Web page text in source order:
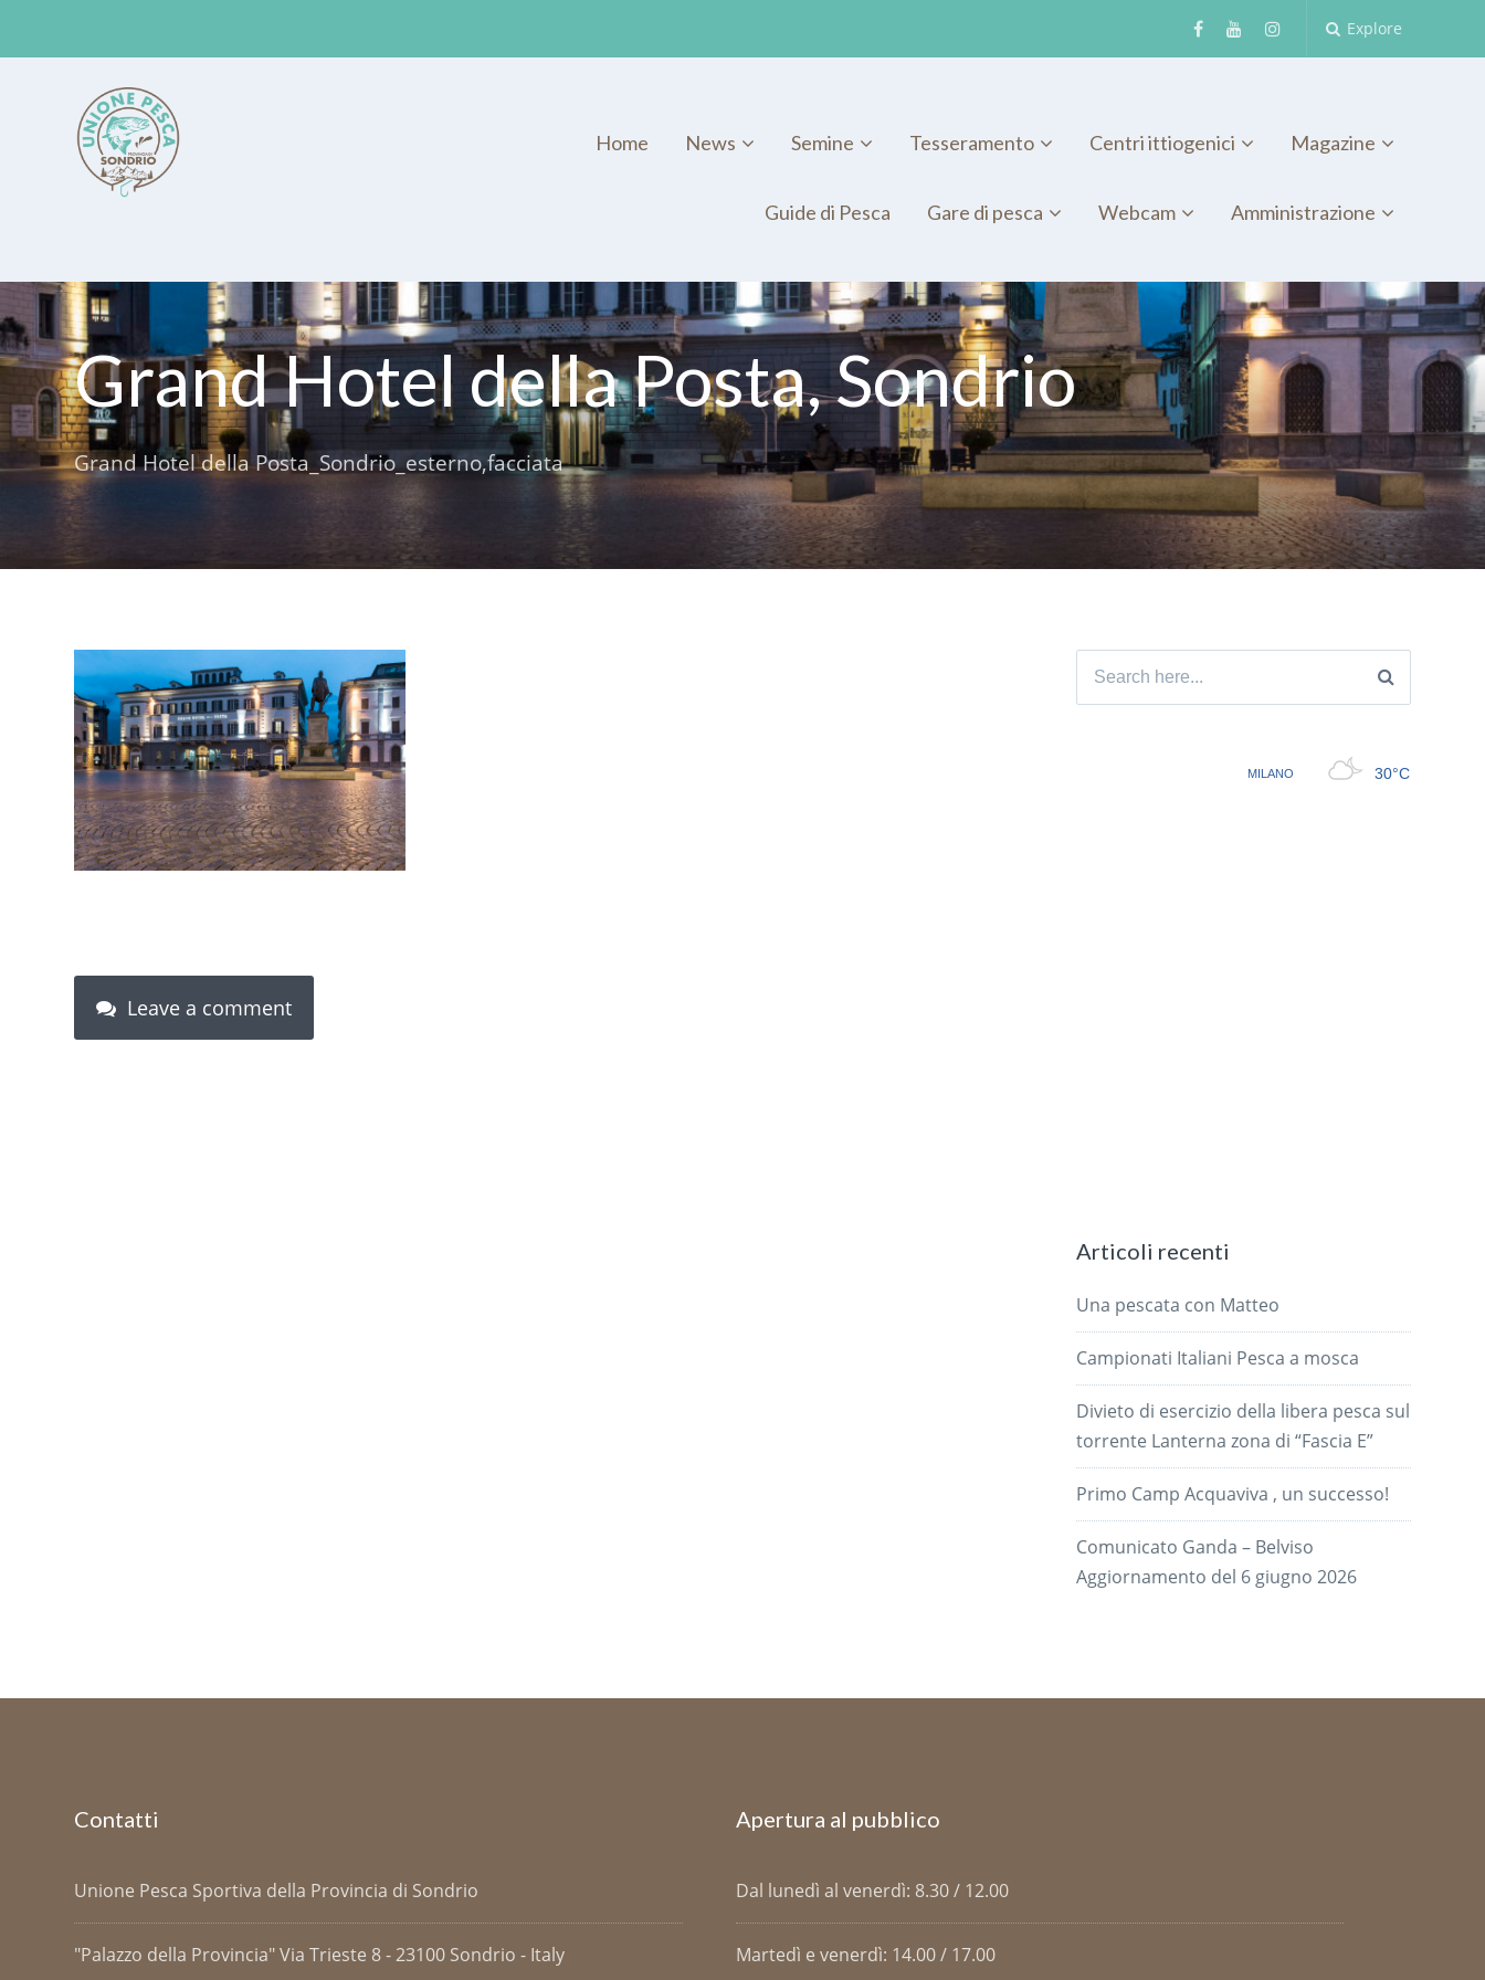
Explore
Home News Semine Tesseramento Centri ittiogenici Magazine
Guide di Pesca Gare di pesca Webcam Amministrazione
Grand Hotel della Posta, Sondrio
Grand Hotel della Posta_Sondrio_esterno,facciata
Leave a comment
Search
Articoli recenti
Una pescata con Matteo
Campionati Italiani Pesca a mosca
Divieto di esercizio della libera pesca sul
torrente Lanterna zona di “Fascia E”
Primo Camp Acquaviva , un successo!
Comunicato Ganda – Belviso
Aggiornamento del 6 giugno 2026
Contatti
Unione Pesca Sportiva della Provincia di Sondrio
"Palazzo della Provincia" Via Trieste 8 - 23100 Sondrio - Italy
Apertura al pubblico
Dal lunedì al venerdì: 8.30 / 12.00
Martedì e venerdì: 14.00 / 17.00